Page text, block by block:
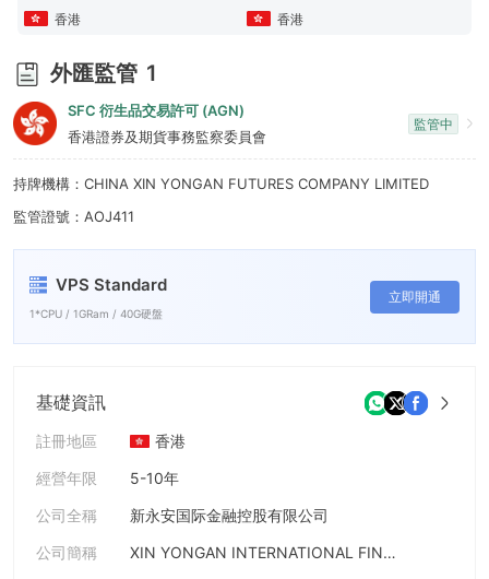
8
9
香港 香港
外匯監管 1
SFC 衍生品交易許可 (AGN)
香港證券及期貨事務監察委員會
監管中
持牌機構：CHINA XIN YONGAN FUTURES COMPANY LIMITED
監管證號：AOJ411
VPS Standard
1*CPU / 1GRam / 40G硬盤
立即開通
基礎資訊
註冊地區
香港
經營年限
5-10年
公司全稱
新永安国际金融控股有限公司
公司簡稱
XIN YONGAN INTERNATIONAL FINANCIALHOLDINGS LIMITED